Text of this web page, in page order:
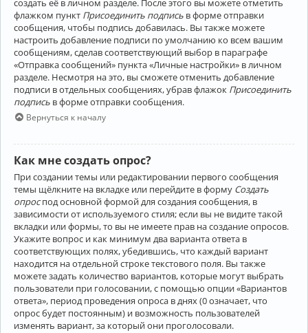
флажком пункт Присоединить подпись в форме отправки
сообщения, чтобы подпись добавилась. Вы также можете
настроить добавление подписи по умолчанию ко всем вашим
сообщениям, сделав соответствующий выбор в параграфе
«Отправка сообщений» пункта «Личные настройки» в личном
разделе. Несмотря на это, вы сможете отменить добавление
подписи в отдельных сообщениях, убрав флажок Присоединить
подпись в форме отправки сообщения.
Вернуться к началу
Как мне создать опрос?
При создании темы или редактировании первого сообщения
темы щёлкните на вкладке или перейдите в форму Создать
опроспод основной формой для создания сообщения, в
зависимости от используемого стиля; если вы не видите такой
вкладки или формы, то вы не имеете прав на создание опросов.
Укажите вопрос и как минимум два варианта ответа в
соответствующих полях, убедившись, что каждый вариант
находится на отдельной строке текстового поля. Вы также
можете задать количество вариантов, которые могут выбрать
пользователи при голосовании, с помощью опции «Вариантов
ответа», период проведения опроса в днях (0 означает, что
опрос будет постоянным) и возможность пользователей
изменять вариант, за который они проголосовали.